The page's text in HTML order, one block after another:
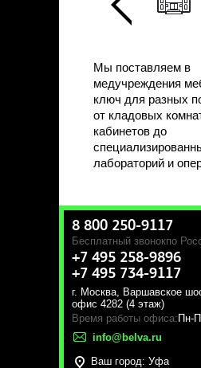
Мы поставляем в
медучреждения
ключ для разных
от кладовых
кабинетов до
лабораторий и
8 800 250-9117
Бесплатный звонокпо
+7 495 258-9896
+7 495 734-9117
г. Москва, Варшавское
офис 4282 (4 этаж)
Время работы офиса: Пн-
info@belva.ru
Ваш город: Уфа